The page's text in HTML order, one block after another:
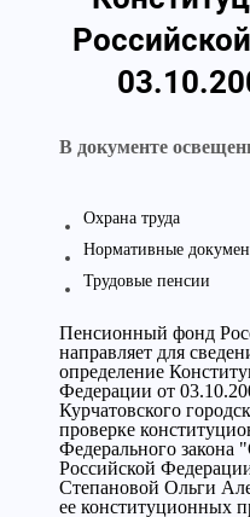
В документе
Охрана труда
Нормативные
Трудовые пенсии
Пенсионный фонд
направляет для
определение
Федерации от
Курчатовского
проверке
Федерального закона
Российской
Степановой Ольги
ее конституционных